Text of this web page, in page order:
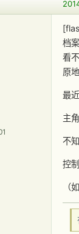
档
看
原
最
主
不
控
（